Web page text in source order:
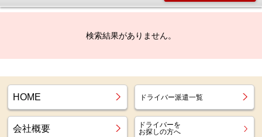
検索結果がありません。
HOME ドライバー派遣一覧
会社概要
ドライバーを
お探しの方へ